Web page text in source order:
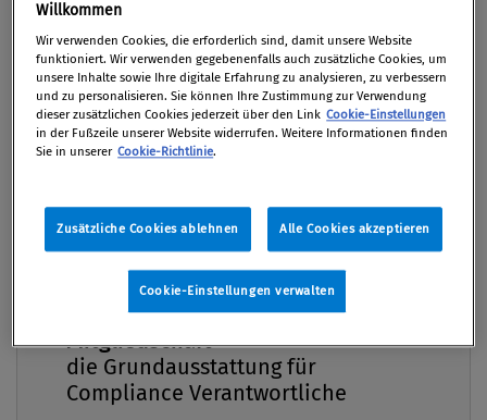
folgende Artikel behandelt die Umsetzung der
Gesetzeswerke „WAG 2007“ und „MIFID“ aus
Compliance-Sicht als Lernbeispiel für einen
erfolgreichen Change-Prozess im Unternehmen.
Mit nützlichen Hinweisen auf häufige Fallstricke
in Compliance-Schulungen und wie man diese
01. September 2011 / Erschienen in Compliance
Praxis 3/2011, S. 21
Das Jahr 2007 stellte Österreichs Bankenwelt auf
Premium
Compliance Praxis Premium
Mitgliedschaft -
die Grundausstattung für
Compliance Verantwortliche
Willkommen
Wir verwenden Cookies, die erforderlich sind, damit unsere Website
funktioniert. Wir verwenden gegebenenfalls auch zusätzliche Cookies, um
unsere Inhalte sowie Ihre digitale Erfahrung zu analysieren, zu verbessern
und zu personalisieren. Sie können Ihre Zustimmung zur Verwendung
dieser zusätzlichen Cookies jederzeit über den Link Cookie-Einstellungen
in der Fußzeile unserer Website widerrufen. Weitere Informationen finden
Sie in unserer Cookie-Richtlinie.
Zusätzliche Cookies ablehnen Alle Cookies akzeptieren
Cookie-Einstellungen verwalten